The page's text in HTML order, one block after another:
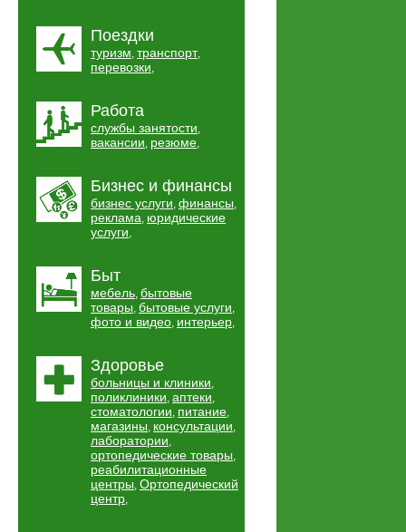
Поездки
туризм, транспорт,
перевозки,
Работа
службы занятости,
вакансии, резюме,
Бизнес и финансы
бизнес услуги, финансы,
реклама, юридические
услуги,
Быт
мебель, бытовые
товары, бытовые услуги,
фото и видео, интерьер,
Здоровье
больницы и клиники,
поликлиники, аптеки,
стоматологии, питание,
магазины, консультации,
лаборатории,
ортопедические товары,
реабилитационные
центры, Ортопедический
центр,